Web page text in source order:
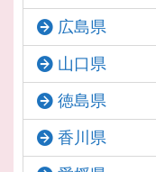
広島県
山口県
徳島県
香川県